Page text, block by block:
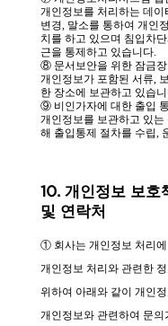
개인정보를 처리하는 데
변경, 말소를 통하여 개인
치를 하고 있으며 침입차
근을 통제하고 있습니다.
⑧ 문서보안을 위한 잠금장
개인정보가 포함된 서류,
한 장소에 보관하고 있습
⑨ 비인가자에 대한 출입
개인정보를 보관하고 있는
해 출입통제 절차를 수립,
10. 개인정보 보호
및 연락처
① 회사는 개인정보 처리
개인정보 처리와 관련한
위하여 아래와 같이 개인
개인정보와 관련하여 문의